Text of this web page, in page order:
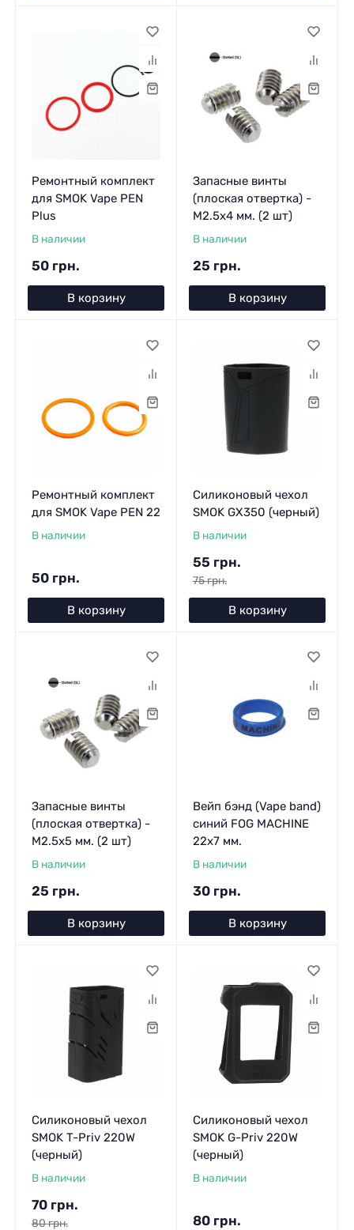
Ремонтный комплект
для SMOK Vape PEN
Plus
В наличии
50 грн.
В корзину
Запасные винты
(плоская отвертка) -
M2.5x4 мм. (2 шт)
В наличии
25 грн.
В корзину
Ремонтный комплект
для SMOK Vape PEN 22
В наличии
50 грн.
В корзину
Силиконовый чехол
SMOK GX350 (черный)
В наличии
55 грн.
75 грн.
В корзину
Запасные винты
(плоская отвертка) -
M2.5x5 мм. (2 шт)
В наличии
25 грн.
В корзину
Вейп бэнд (Vape band)
синий FOG MACHINE
22x7 мм.
В наличии
30 грн.
В корзину
Силиконовый чехол
SMOK T-Priv 220W
(черный)
В наличии
70 грн.
80 грн.
Силиконовый чехол
SMOK G-Priv 220W
(черный)
В наличии
80 грн.